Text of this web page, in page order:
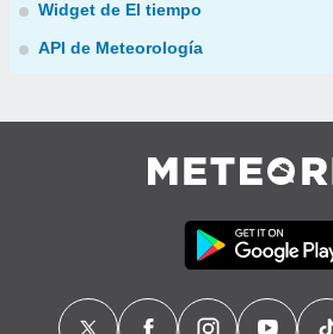
Widget de El tiempo
API de Meteorología